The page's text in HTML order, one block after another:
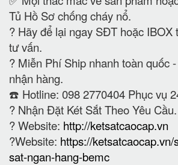
Tủ Hồ Sơ chống cháy nổ.
? Hãy để lại ngay SĐT hoặc IBOX
tư vấn.
? Miễn Phí Ship nhanh toàn quốc
nhận hàng.
☎️ Hotline: 098 2770404 Phục vụ
? Nhận Đặt Két Sắt Theo Yêu Cầu.
? Website: http://ketsatcaocap.vn
?Website: https://
sat-ngan-hang-bemc